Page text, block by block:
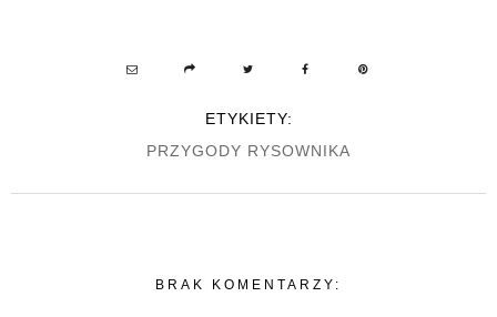
ETYKIETY:
PRZYGODY RYSOWNIKA
BRAK KOMENTARZY: